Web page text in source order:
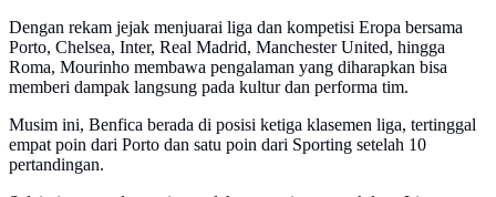
Dengan rekam jejak menjuarai liga dan kompetisi Eropa bersama
Porto, Chelsea, Inter, Real Madrid, Manchester United, hingga
Roma, Mourinho membawa pengalaman yang diharapkan bisa
memberi dampak langsung pada kultur dan performa tim.
Musim ini, Benfica berada di posisi ketiga klasemen liga, tertinggal
empat poin dari Porto dan satu poin dari Sporting setelah 10
pertandingan.